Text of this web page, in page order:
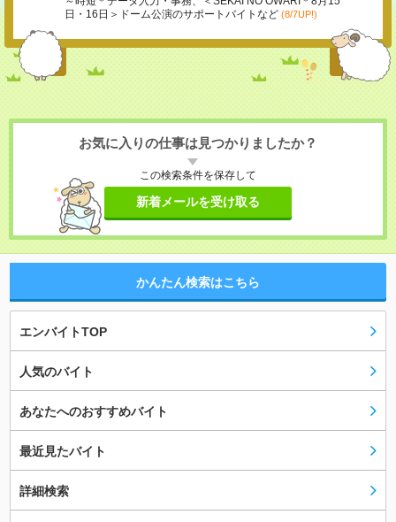
日・16日＞ドーム公演のサポートバイトなど (8/7UP!)
お気に入りの仕事は見つかりましたか？
この検索条件を保存して
新着メールを受け取る
かんたん検索はこちら
エンバイトTOP
人気のバイト
あなたへのおすすめバイト
最近見たバイト
詳細検索